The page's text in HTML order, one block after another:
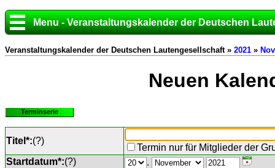
Menu - Veranstaltungskalender der Deutschen
Veranstaltungskalender der Deutschen Lautengesellschaft » 2021 »
Neuen
Terminserie
Titel*:(?)
Termin nur für Mitglieder der
Startdatum*:(?)
.